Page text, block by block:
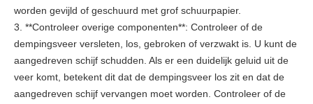
worden gevijld of geschuurd met grof schuurpapier.
3. **Controleer overige componenten**: Controleer of de
dempingsveer versleten, los, gebroken of verzwakt is. U kunt de
aangedreven schijf schudden. Als er een duidelijk geluid uit de
veer komt, betekent dit dat de dempingsveer los zit en dat de
aangedreven schijf vervangen moet worden. Controleer of de